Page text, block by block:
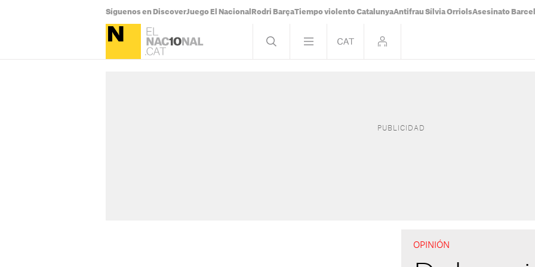
Síguenos en DiscoverJuego El Nacional Rodri BarçaTiempo violento CatalunyaAntifrau Sílvia OrriolsAsesinato
OPINIÓN